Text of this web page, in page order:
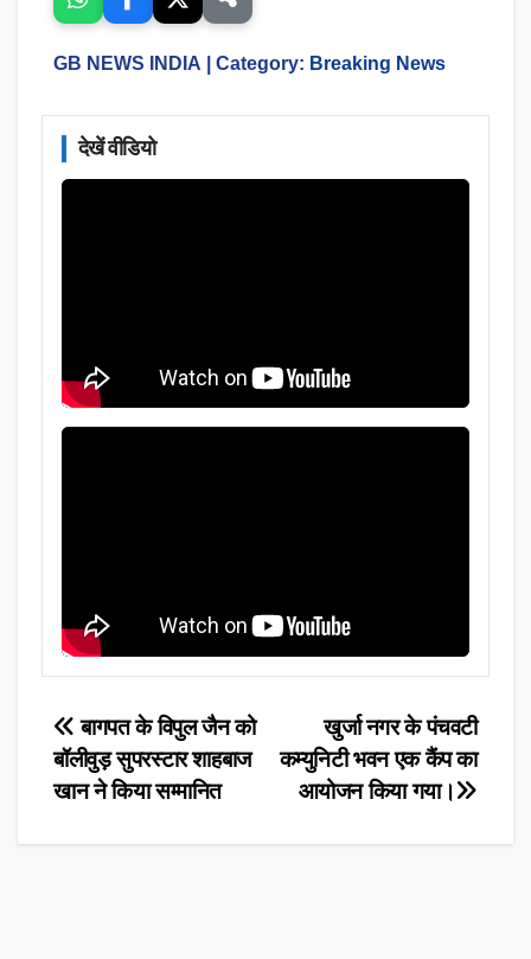
GB NEWS INDIA | Category: Breaking News
देखें वीडियो
Post
navigation
खुर्जा नगर के पंचवटी
कम्युनिटी भवन एक कैंप का
आयोजन किया गया।
बागपत के विपुल जैन को
बॉलीवुड़ सुपरस्टार शाहबाज
खान ने किया सम्मानित